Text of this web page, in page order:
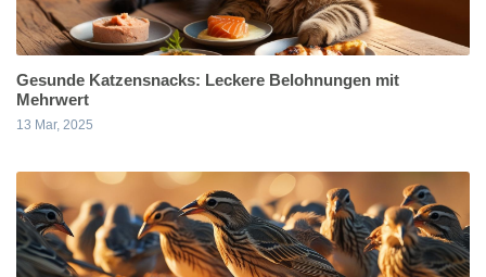
Gesunde Katzensnacks: Leckere Belohnungen mit
Mehrwert
13 Mar, 2025